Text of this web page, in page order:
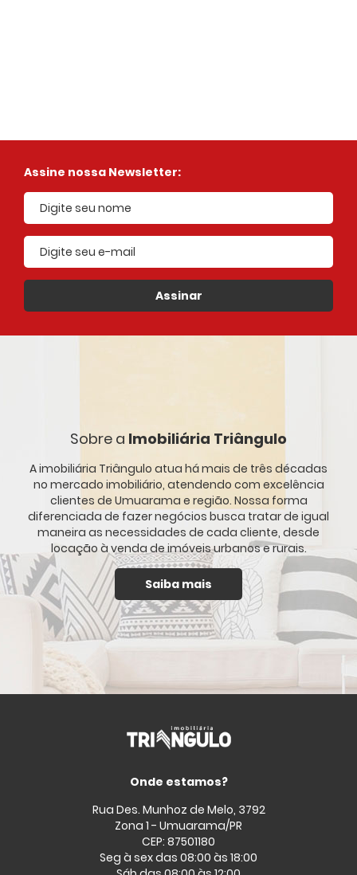
Assine nossa Newsletter:
Assinar
E-mail cadastrado
Sobre a Imobiliária Triângulo
A imobiliária Triângulo atua há mais de três décadas
no mercado imobiliário, atendendo com excelência
clientes de Umuarama e região. Nossa forma
diferenciada de fazer negócios busca tratar de igual
maneira as necessidades de cada cliente, desde
locação à venda de imóveis urbanos e rurais.
Saiba mais
Onde estamos?
Rua Des. Munhoz de Melo, 3792
Zona 1 - Umuarama/PR
CEP: 87501180
Seg à sex das 08:00 às 18:00